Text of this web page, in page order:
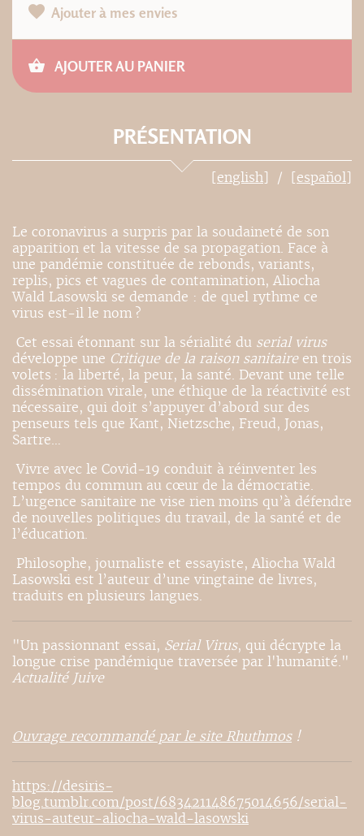
Ajouter à mes envies
AJOUTER AU PANIER
PRÉSENTATION
[english] [español]
Le coronavirus a surpris par la soudaineté de son
apparition et la vitesse de sa propagation. Face à
une pandémie constituée de rebonds, variants,
replis, pics et vagues de contamination, Aliocha
Wald Lasowski se demande : de quel rythme ce
virus est-il le nom ?
Cet essai étonnant sur la sérialité du serial virus
développe une Critique de la raison sanitaireen trois
volets : la liberté, la peur, la santé. Devant une telle
dissémination virale, une éthique de la réactivité est
nécessaire, qui doit s’appuyer d’abord sur des
penseurs tels que Kant, Nietzsche, Freud, Jonas,
Sartre…
Vivre avec le Covid-19 conduit à réinventer les
tempos du commun au cœur de la démocratie.
L’urgence sanitaire ne vise rien moins qu’à défendre
de nouvelles politiques du travail, de la santé et de
l’éducation.
Philosophe, journaliste et essayiste, Aliocha Wald
Lasowski est l’auteur d’une vingtaine de livres,
traduits en plusieurs langues.
"Un passionnant essai, Serial Virus, qui décrypte la
longue crise pandémique traversée par l'humanité."
Actualité Juive
Ouvrage recommandé par le site Rhuthmos!
https://desiris-
blog.tumblr.com/post/683421148675014656/serial-
virus-auteur-aliocha-wald-lasowski